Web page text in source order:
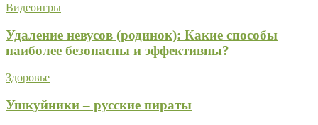
Видеоигры
Удаление невусов (родинок): Какие способы
наиболее безопасны и эффективны?
Здоровье
Ушкуйники – русские пираты